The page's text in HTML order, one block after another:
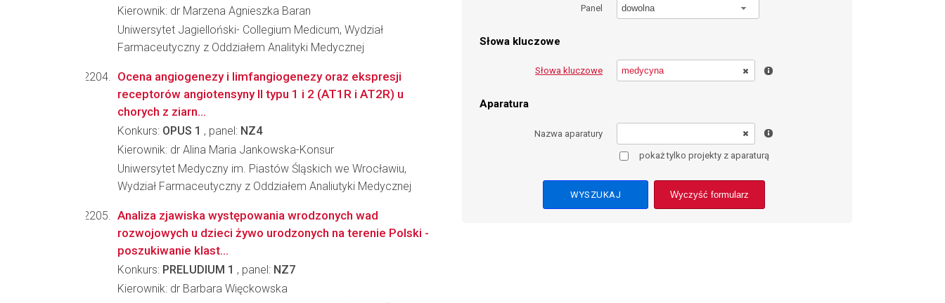
Panel dowolna
Słowa kluczowe
Słowa kluczowe
Aparatura
Nazwa aparatury
pokaż tylko projekty z aparaturą
Wyczyść formularz
Kierownik: dr Marzena Agnieszka Baran
Uniwersytet Jagielloński- Collegium Medicum, Wydział
Farmaceutyczny z Oddziałem Analityki Medycznej
Ocena angiogenezy i limfangiogenezy oraz ekspresji
receptorów angiotensyny II typu 1 i 2 (AT1R i AT2R) u
chorych z ziarn...
Konkurs: OPUS 1 , panel: NZ4
Kierownik: dr Alina Maria Jankowska-Konsur
Uniwersytet Medyczny im. Piastów Śląskich we Wrocławiu,
Wydział Farmaceutyczny z Oddziałem Analiutyki Medycznej
Analiza zjawiska występowania wrodzonych wad
rozwojowych u dzieci żywo urodzonych na terenie Polski -
poszukiwanie klast...
Konkurs: PRELUDIUM 1 , panel: NZ7
Kierownik: dr Barbara Więckowska